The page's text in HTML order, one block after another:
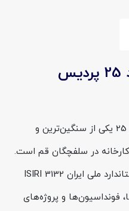
مشخصات فنی میلگرد 25 پردیس
میلگرد پردیس آذربایجان A3 سایز 25 یکی از سنگین‌ترین و
کارخانه در سلفچگان قم است.
این میلگرد با آج جناقی و تحت استاندارد ملی ایران ISIRI 3132
فونداسیون‌ها و پروژه‌های